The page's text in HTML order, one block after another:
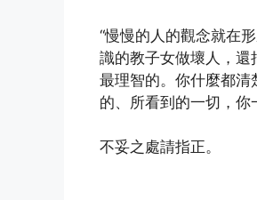
“慢慢的人的觀念就在
識的教子女做壞人，
最理智的。你什麼都
的、所看到的一切，你
不妥之處請指正。